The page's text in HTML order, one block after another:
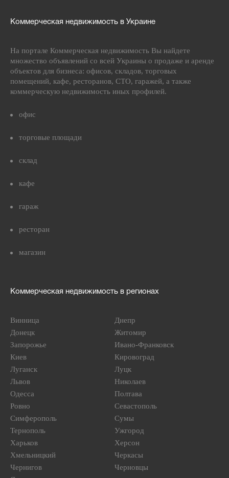
Коммерческая недвижимость в Украине
На портале Коммерческая недвижимость Вы найдете
множество объявлений со всей Украины о продаже и аренде
объектов для бизнеса: офисов, складов, торговых
помещений, кафе, ресторанов, СТО, гаражей, а также
коммерческую недвижимость иных профилей.
офис
торговые площади
склад
кафе
гараж
ресторан
магазин
Коммерческая недвижимость в регионах
Винница
Днепр
Донецк
Житомир
Запорожье
Ивано-Франковск
Киев
Кировоград
Луганск
Луцк
Львов
Николаев
Одесса
Полтава
Ровно
Севастополь
Симферополь
Сумы
Тернополь
Ужгород
Харьков
Херсон
Хмельницкий
Черкасы
Чернигов
Черновцы